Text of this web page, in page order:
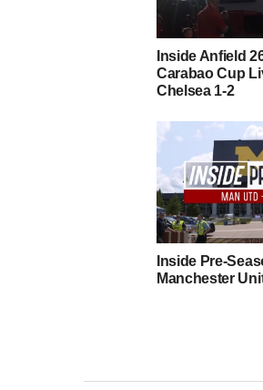
Inside Anfield
Carabao Cup
Chelsea 1-2
Inside Pre-
Manchester